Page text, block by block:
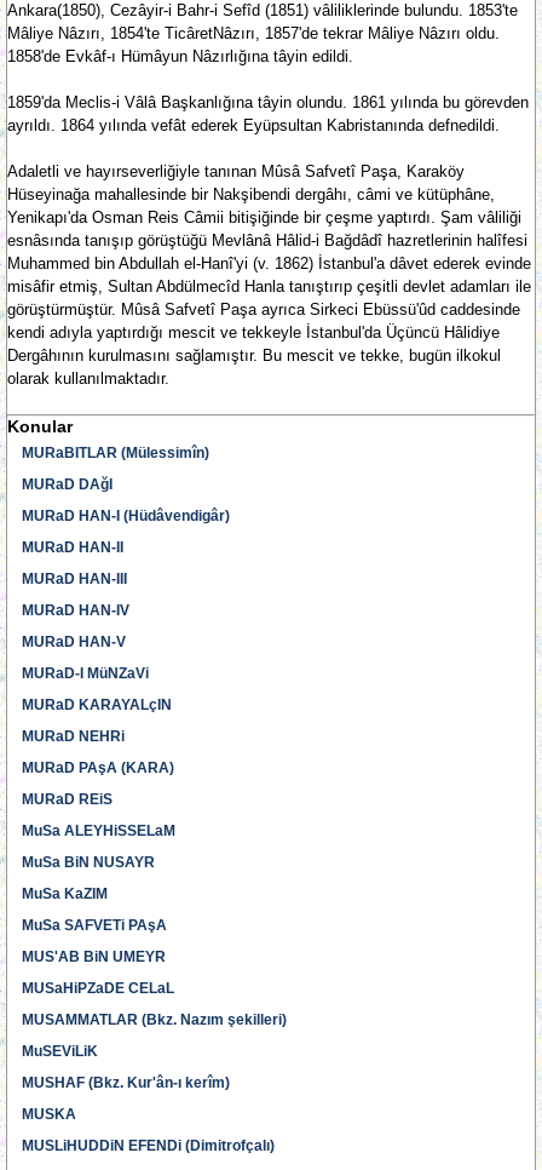
Ankara(1850), Cezâyir-i Bahr-i Sefîd (1851) vâliliklerinde bulundu. 1853'te
Mâliye Nâzırı, 1854'te TicâretNâzırı, 1857'de tekrar Mâliye Nâzırı oldu.
1858'de Evkâf-ı Hümâyun Nâzırlığına tâyin edildi.
1859'da Meclis-i Vâlâ Başkanlığına tâyin olundu. 1861 yılında bu görevden
ayrıldı. 1864 yılında vefât ederek Eyüpsultan Kabristanında defnedildi.
Adaletli ve hayırseverliğiyle tanınan Mûsâ Safvetî Paşa, Karaköy
Hüseyinağa mahallesinde bir Nakşibendi dergâhı, câmi ve kütüphâne,
Yenikapı'da Osman Reis Câmii bitişiğinde bir çeşme yaptırdı. Şam vâliliği
esnâsında tanışıp görüştüğü Mevlânâ Hâlid-i Bağdâdî hazretlerinin halîfesi
Muhammed bin Abdullah el-Hanî'yi (v. 1862) İstanbul'a dâvet ederek evinde
misâfir etmiş, Sultan Abdülmecîd Hanla tanıştırıp çeşitli devlet adamları ile
görüştürmüştür. Mûsâ Safvetî Paşa ayrıca Sirkeci Ebüssü'ûd caddesinde
kendi adıyla yaptırdığı mescit ve tekkeyle İstanbul'da Üçüncü Hâlidiye
Dergâhının kurulmasını sağlamıştır. Bu mescit ve tekke, bugün ilkokul
olarak kullanılmaktadır.
Konular
MURaBITLAR (Mülessimîn)
MURaD DAğI
MURaD HAN-I (Hüdâvendigâr)
MURaD HAN-II
MURaD HAN-III
MURaD HAN-IV
MURaD HAN-V
MURaD-I MüNZaVi
MURaD KARAYALçIN
MURaD NEHRi
MURaD PAşA (KARA)
MURaD REiS
MuSa ALEYHiSSELaM
MuSa BiN NUSAYR
MuSa KaZIM
MuSa SAFVETi PAşA
MUS'AB BiN UMEYR
MUSaHiPZaDE CELaL
MUSAMMATLAR (Bkz. Nazım şekilleri)
MuSEViLiK
MUSHAF (Bkz. Kur'ân-ı kerîm)
MUSKA
MUSLiHUDDiN EFENDi (Dimitrofçalı)